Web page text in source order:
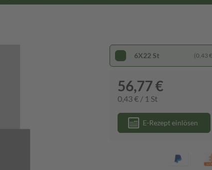
6X22 St (0,43
56,77 €
0,43 € / 1 St
E-Rezept einlösen